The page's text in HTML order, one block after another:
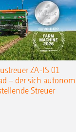
ZA-TS 01
– der sich autonom
Streuer